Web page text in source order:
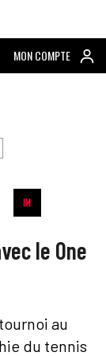
MON COMPTE
le One
au
du tennis